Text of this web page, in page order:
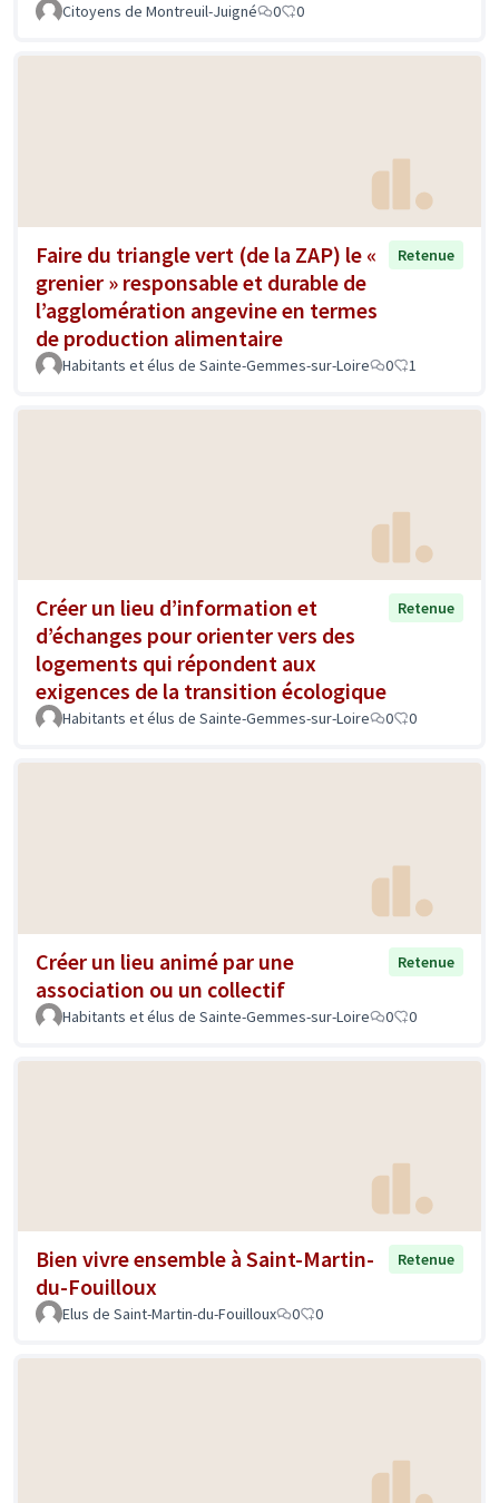
Citoyens de Montreuil-Juigné 0 0
Faire du triangle vert (de la ZAP) le «
grenier » responsable et durable de
l’agglomération angevine en termes
de production alimentaire
Retenue
Habitants et élus de Sainte-Gemmes-sur-Loire 0 1
Créer un lieu d’information et
d’échanges pour orienter vers des
logements qui répondent aux
exigences de la transition écologique
Retenue
Habitants et élus de Sainte-Gemmes-sur-Loire 0 0
Créer un lieu animé par une
association ou un collectif
Retenue
Habitants et élus de Sainte-Gemmes-sur-Loire 0 0
Bien vivre ensemble à Saint-Martin-
du-Fouilloux
Retenue
Elus de Saint-Martin-du-Fouilloux 0 0